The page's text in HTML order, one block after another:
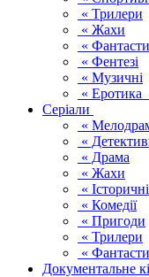
« Трилери
« Жахи
«
« Фентезі
« Музичні
« Еротика
Серіали
«
«
« Драма
« Жахи
« Історичні
« Комедії
« Пригоди
« Трилери
«
Документальне